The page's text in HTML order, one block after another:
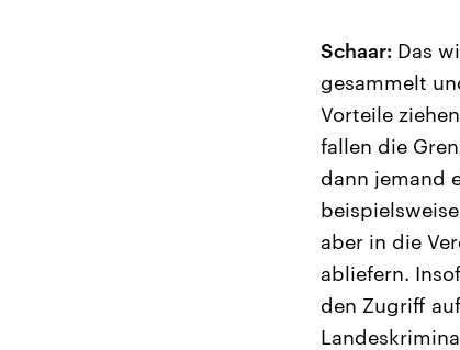
Schaar: Das
gesammelt
Vorteile
fallen die
dann jemand
aber in die
abliefern.
den Zugriff